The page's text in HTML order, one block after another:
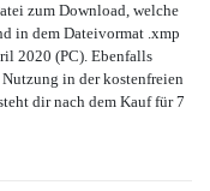
zum Download, welche
in dem Dateivormat .xmp
2020 (PC). Ebenfalls
in der kostenfreien
dir nach dem Kauf für 7